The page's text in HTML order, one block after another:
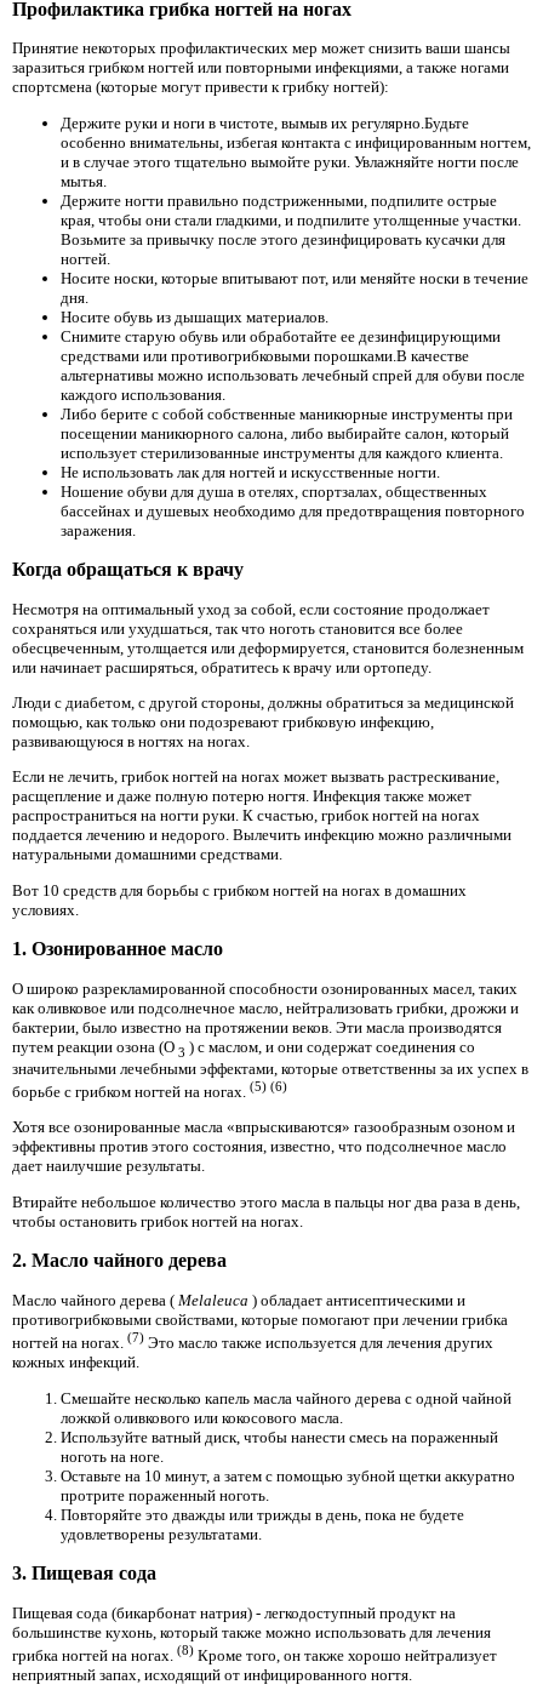
Профилактика грибка ногтей на ногах
Принятие некоторых профилактических мер может снизить ваши шансы
заразиться грибком ногтей или повторными инфекциями, а также ногами
спортсмена (которые могут привести к грибку ногтей):
Держите руки и ноги в чистоте, вымыв их регулярно.Будьте
особенно внимательны, избегая контакта с инфицированным ногтем,
и в случае этого тщательно вымойте руки. Увлажняйте ногти после
мытья.
Держите ногти правильно подстриженными, подпилите острые
края, чтобы они стали гладкими, и подпилите утолщенные участки.
Возьмите за привычку после этого дезинфицировать кусачки для
ногтей.
Носите носки, которые впитывают пот, или меняйте носки в течение
дня.
Носите обувь из дышащих материалов.
Снимите старую обувь или обработайте ее дезинфицирующими
средствами или противогрибковыми порошками.В качестве
альтернативы можно использовать лечебный спрей для обуви после
каждого использования.
Либо берите с собой собственные маникюрные инструменты при
посещении маникюрного салона, либо выбирайте салон, который
использует стерилизованные инструменты для каждого клиента.
Не использовать лак для ногтей и искусственные ногти.
Ношение обуви для душа в отелях, спортзалах, общественных
бассейнах и душевых необходимо для предотвращения повторного
заражения.
Когда обращаться к врачу
Несмотря на оптимальный уход за собой, если состояние продолжает
сохраняться или ухудшаться, так что ноготь становится все более
обесцвеченным, утолщается или деформируется, становится болезненным
или начинает расширяться, обратитесь к врачу или ортопеду.
Люди с диабетом, с другой стороны, должны обратиться за медицинской
помощью, как только они подозревают грибковую инфекцию,
развивающуюся в ногтях на ногах.
Если не лечить, грибок ногтей на ногах может вызвать растрескивание,
расщепление и даже полную потерю ногтя. Инфекция также может
распространиться на ногти руки. К счастью, грибок ногтей на ногах
поддается лечению и недорого. Вылечить инфекцию можно различными
натуральными домашними средствами.
Вот 10 средств для борьбы с грибком ногтей на ногах в домашних
условиях.
1. Озонированное масло
О широко разрекламированной способности озонированных масел, таких
как оливковое или подсолнечное масло, нейтрализовать грибки, дрожжи и
бактерии, было известно на протяжении веков. Эти масла производятся
путем реакции озона (O 3 ) с маслом, и они содержат соединения со
значительными лечебными эффектами, которые ответственны за их успех в
борьбе с грибком ногтей на ногах. (5) (6)
Хотя все озонированные масла «впрыскиваются» газообразным озоном и
эффективны против этого состояния, известно, что подсолнечное масло
дает наилучшие результаты.
Втирайте небольшое количество этого масла в пальцы ног два раза в день,
чтобы остановить грибок ногтей на ногах.
2. Масло чайного дерева
Масло чайного дерева ( Melaleuca ) обладает антисептическими и
противогрибковыми свойствами, которые помогают при лечении грибка
ногтей на ногах. (7) Это масло также используется для лечения других
кожных инфекций.
Смешайте несколько капель масла чайного дерева с одной чайной
ложкой оливкового или кокосового масла.
Используйте ватный диск, чтобы нанести смесь на пораженный
ноготь на ноге.
Оставьте на 10 минут, а затем с помощью зубной щетки аккуратно
протрите пораженный ноготь.
Повторяйте это дважды или трижды в день, пока не будете
удовлетворены результатами.
3. Пищевая сода
Пищевая сода (бикарбонат натрия) - легкодоступный продукт на
большинстве кухонь, который также можно использовать для лечения
грибка ногтей на ногах. (8) Кроме того, он также хорошо нейтрализует
неприятный запах, исходящий от инфицированного ногтя.